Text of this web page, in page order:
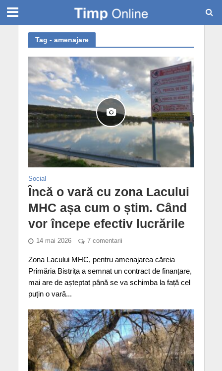
Tag - amenajare
Social
Încă o vară cu zona Lacului
MHC așa cum o știm. Când
vor începe efectiv lucrările
14 mai 2026 7 comentarii
Zona Lacului MHC, pentru amenajarea căreia
Primăria Bistrița a semnat un contract de finanțare,
mai are de așteptat până se va schimba la față cel
puțin o vară...